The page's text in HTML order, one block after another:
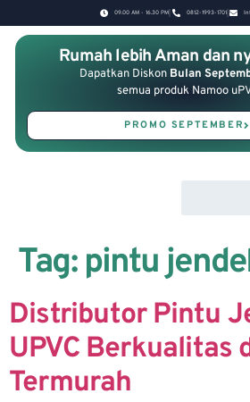
09.00 AM - 16.30 PM 0812-1993-1701
Rumah lebih Aman dan
Dapatkan Diskon Bulan
semua produk Namoo
PROMO SEPTEMBER
Tag: pintu
Distributor Pintu
UPVC Berkualitas
Termurah